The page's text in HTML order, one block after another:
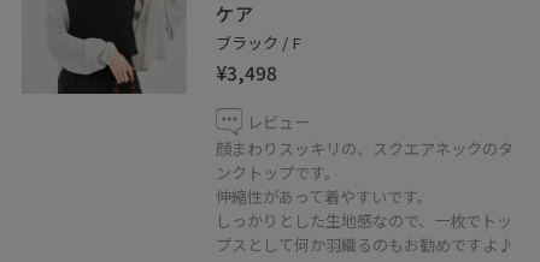
ケア
ブラック / F
¥3,498
レビュー
顔まわりスッキリの、スクエアネックのタ
ンクトップです。
伸縮性があって着やすいです。
しっかりとした生地感なので、一枚でトッ
プスとして何か羽織るのもお勧めですよ♪